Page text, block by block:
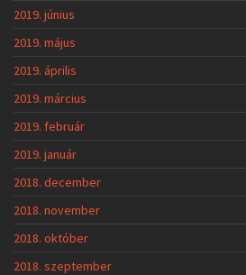
2019. június
2019. május
2019. április
2019. március
2019. február
2019. január
2018. december
2018. november
2018. október
2018. szeptember